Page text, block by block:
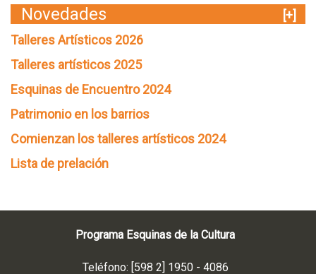
Novedades
[+]
Talleres Artísticos 2026
Talleres artísticos 2025
Esquinas de Encuentro 2024
Patrimonio en los barrios
Comienzan los talleres artísticos 2024
Lista de prelación
Programa Esquinas de la Cultura
Teléfono: [598 2] 1950 - 4086